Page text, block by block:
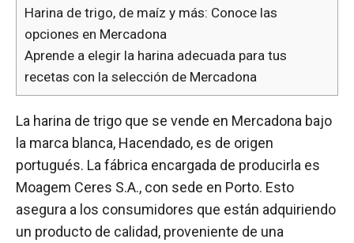
Harina de trigo, de maíz y más: Conoce las
opciones en Mercadona
Aprende a elegir la harina adecuada para tus
recetas con la selección de Mercadona
La harina de trigo que se vende en Mercadona bajo
la marca blanca, Hacendado, es de origen
portugués. La fábrica encargada de producirla es
Moagem Ceres S.A., con sede en Porto. Esto
asegura a los consumidores que están adquiriendo
un producto de calidad, proveniente de una